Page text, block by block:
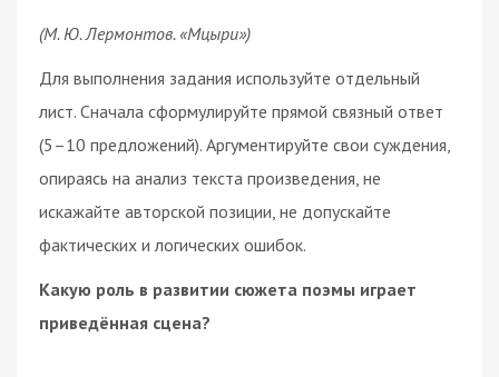
(М. Ю. Лермонтов. «Мцыри»)
Для выполнения задания используйте отдельный
лист. Сначала сформулируйте прямой связный ответ
(5–10 предложений). Аргументируйте свои суждения,
опираясь на анализ текста произведения, не
искажайте авторской позиции, не допускайте
фактических и логических ошибок.
Какую роль в развитии сюжета поэмы играет
приведённая сцена?